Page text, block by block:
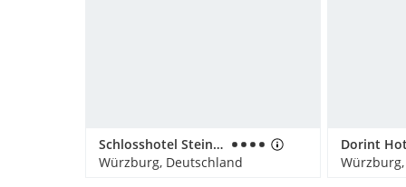
Schlosshotel Steinburg
Würzburg, Deutschland